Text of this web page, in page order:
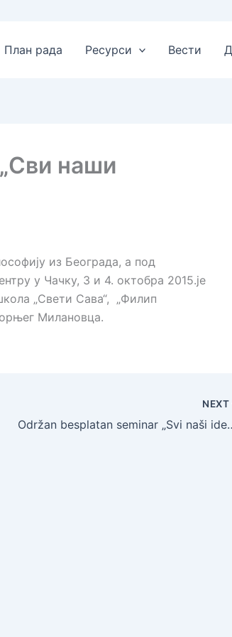
План рада Ресурси Вести
наши
из Београда, а под
у Чачку, 3 и 4. октобра 2015.је
„Свети Сава“, „Филип
Милановца.
NEXT
Održan